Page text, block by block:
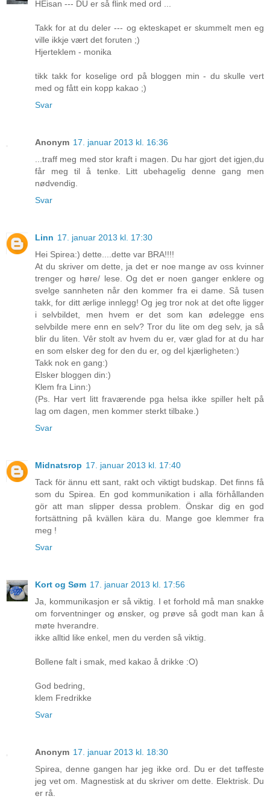
HEisan --- DU er så flink med ord ...
Takk for at du deler --- og ekteskapet er skummelt men eg
ville ikkje vært det foruten ;)
Hjerteklem - monika
tikk takk for koselige ord på bloggen min - du skulle vert
med og fått ein kopp kakao ;)
Svar
Anonym 17. januar 2013 kl. 16:36
...traff meg med stor kraft i magen. Du har gjort det igjen,du
får meg til å tenke. Litt ubehagelig denne gang men
nødvendig.
Svar
Linn 17. januar 2013 kl. 17:30
Hei Spirea:) dette....dette var BRA!!!!
At du skriver om dette, ja det er noe mange av oss kvinner
trenger og høre/ lese. Og det er noen ganger enklere og
svelge sannheten når den kommer fra ei dame. Så tusen
takk, for ditt ærlige innlegg! Og jeg tror nok at det ofte ligger
i selvbildet, men hvem er det som kan ødelegge ens
selvbilde mere enn en selv? Tror du lite om deg selv, ja så
blir du liten. Vêr stolt av hvem du er, vær glad for at du har
en som elsker deg for den du er, og del kjærligheten:)
Takk nok en gang:)
Elsker bloggen din:)
Klem fra Linn:)
(Ps. Har vert litt fraværende pga helsa ikke spiller helt på
lag om dagen, men kommer sterkt tilbake.)
Svar
Midnatsrop 17. januar 2013 kl. 17:40
Tack för ännu ett sant, rakt och viktigt budskap. Det finns få
som du Spirea. En god kommunikation i alla förhållanden
gör att man slipper dessa problem. Önskar dig en god
fortsättning på kvällen kära du. Mange goe klemmer fra
meg !
Svar
Kort og Søm 17. januar 2013 kl. 17:56
Ja, kommunikasjon er så viktig. I et forhold må man snakke
om forventninger og ønsker, og prøve så godt man kan å
møte hverandre.
ikke alltid like enkel, men du verden så viktig.
Bollene falt i smak, med kakao å drikke :O)
God bedring,
klem Fredrikke
Svar
Anonym 17. januar 2013 kl. 18:30
Spirea, denne gangen har jeg ikke ord. Du er det tøffeste
jeg vet om. Magnestisk at du skriver om dette. Elektrisk. Du
er rå.